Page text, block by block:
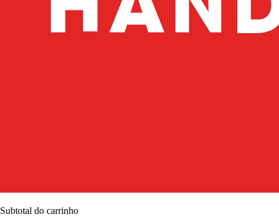
Subtotal do carrinho